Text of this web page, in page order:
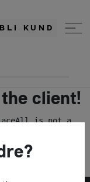
BLI KUND
client!
is not a